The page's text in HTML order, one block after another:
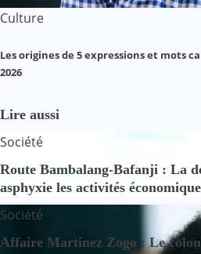
Culture
Les origines de 5 expressions et mots
2026
Lire aussi
Société
Route Bambalang-Bafanji : La
asphyxie les activités
Société
Affaire Martinez Zogo : Le